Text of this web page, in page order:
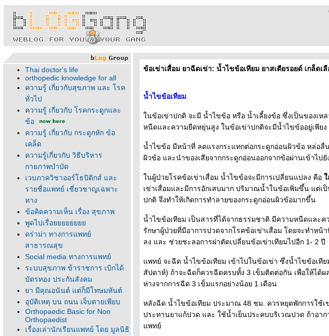
Thai doctor's life
orthopedic knowledge for all
ความรู้ เกี่ยวกับสุขภาพ และ โรค
ทั่วไป
ความรู้ เกี่ยวกับ โรคกระดูกและ
ข้อ
ความรู้ เกี่ยวกับ กระดูกหัก ข้อ
เคล็ด
ความรู้เกี่ยวกับ วิธีบริหาร
กายภาพบำบัด
เวบภาควิชาออร์โธปิดิกส์ และ
รายชื่อแพทย์ เชี่ยวชาญเฉพาะ
ทาง
ข้อคิดความเห็น เรื่อง สุขภาพ
พูดไปเรื่อ
ดร่าม่า ทางการแพทย์
สาธารณสุข
Social media ทางการแพทย์
ระบบสุขภาพ ข้าราชการ เบิกได้
บัตรทอง ประกันสังคม
า มีคุณอนันต์ แต่ก็มีโทษมหันต์
อุบัติเหตุ บน ถนน เจ็บตายเพียบ
Orthopaedic Basic for Non
Orthopaedist
เรื่องเล่านักเรียนแพทย์ โดย มูลนิธิ
ข้อเข่าเสื่อม ยาฉีดเข่า: น้ำไขข้อเทียม ยาสเตียรอยด์ เกล็ดเ
น้ำไขข้อเทียม
นข้อเข่าปกติ จะมี น้ำไขข้อ หรือ น้ำเลี้ยงข้อ ซึ่งเป็นของเ
หนืดและความยืดหยุ่นสูง ในข้อเข่าปกติจะมีน้ำไขข้ออยู่เพีย
น้ำไขข้อ มีหน้าที่ ลดแรงกระแทกต่อกระดูกอ่อนผิวข้อ หล่อลื่
ผิวข้อ และนำของเสียจากกระดูกอ่อนออกจากข้อผ่านเข้าไปยั
นผู้ป่วยโรคข้อเข่าเสื่อม น้ำไขข้อจะมีการเปลี่ยนแปลง คือ
เข่าเสื่อมและมีการอักเสบมาก ปริมาณน้ำในข้อเพิ่มขึ้น แต่
ปกติ จึงทำให้เกิดการทำลายของกระดูกอ่อนผิวข้อมากขึ้น
น้ำไขข้อเทียม เป็นสารที่ได้จากธรรมชาติ มีความหนืดและ
รักษาผู้ป่วยที่มีอาการปวดจากโรคข้อเข่าเสื่อม โดยจะทำห
ลง และ ช่วยชะลอการผ่าตัดเปลี่ยนข้อเข่าเทียมไปอีก 1- 2 ปี
พทย์ จะฉีด น้ำไขข้อเทียม เข้าไปในข้อเข่า ซึ่งน้ำไขข้อเที
สัปดาห์) ถ้าจะฉีดก็ควรฉีดครบทั้ง 3 เข็มติดต่อกัน เพื่อให้ได้
ห่างจากการฉีด 3 เข็มแรกอย่างน้อย 1 เดือน
หลังฉีด น้ำไขข้อเทียม ประมาณ 48 ชม. ควรหยุดพักการใช้
ประทานยาแก้ปวด และ ใช้น้ำเย็นประคบบริเวณปวด ถ้าอา
พทย์